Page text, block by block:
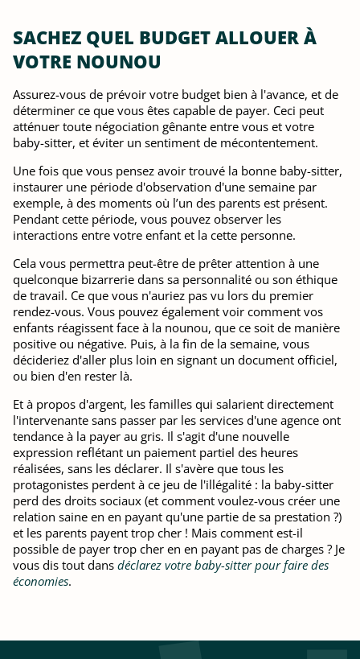
SACHEZ QUEL BUDGET ALLOUER À
VOTRE NOUNOU
Assurez-vous de prévoir votre budget bien à l'avance, et de
déterminer ce que vous êtes capable de payer. Ceci peut
atténuer toute négociation gênante entre vous et votre
baby-sitter, et éviter un sentiment de mécontentement.
Une fois que vous pensez avoir trouvé la bonne baby-sitter,
instaurer une période d'observation d'une semaine par
exemple, à des moments où l’un des parents est présent.
Pendant cette période, vous pouvez observer les
interactions entre votre enfant et la cette personne.
Cela vous permettra peut-être de prêter attention à une
quelconque bizarrerie dans sa personnalité ou son éthique
de travail. Ce que vous n'auriez pas vu lors du premier
rendez-vous. Vous pouvez également voir comment vos
enfants réagissent face à la nounou, que ce soit de manière
positive ou négative. Puis, à la fin de la semaine, vous
décideriez d'aller plus loin en signant un document officiel,
ou bien d'en rester là.
Et à propos d'argent, les familles qui salarient directement
l'intervenante sans passer par les services d'une agence ont
tendance à la payer au gris. Il s'agit d'une nouvelle
expression reflétant un paiement partiel des heures
réalisées, sans les déclarer. Il s'avère que tous les
protagonistes perdent à ce jeu de l'illégalité : la baby-sitter
perd des droits sociaux (et comment voulez-vous créer une
relation saine en en payant qu'une partie de sa prestation ?)
et les parents payent trop cher ! Mais comment est-il
possible de payer trop cher en en payant pas de charges ? Je
vous dis tout dans déclarez votre baby-sitter pour faire des
économies.